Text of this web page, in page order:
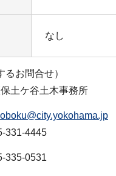
なし
るお問合せ）
土ケ谷土木事務所
331-4445
335-0531